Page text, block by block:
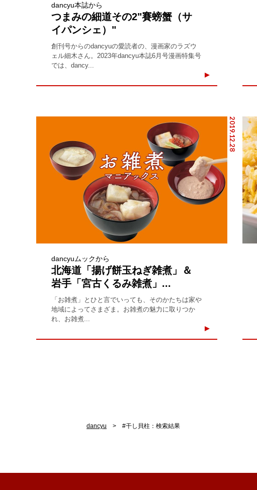
dancyu本誌から
つまみの細道その2"賽螃蟹（サ
イパンシェ）"
創刊号からのdancyuの愛読者の、漫画家のラズウ
ェル細木さん。2023年dancyu本誌6月号漫画特集号
では、dancy...
2019.12.28
dancyuムックから
北海道「揚げ餅玉ねぎ雑煮」＆
岩手「宮古くるみ雑煮」...
「お雑煮」とひと言でいっても、そのかたちは家や
地域によってさまざま。お雑煮の魅力に取りつか
れ、お雑煮...
dancyu #干し貝柱：検索結果